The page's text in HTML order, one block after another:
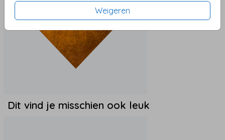
Weigeren
Dit vind je misschien ook leuk